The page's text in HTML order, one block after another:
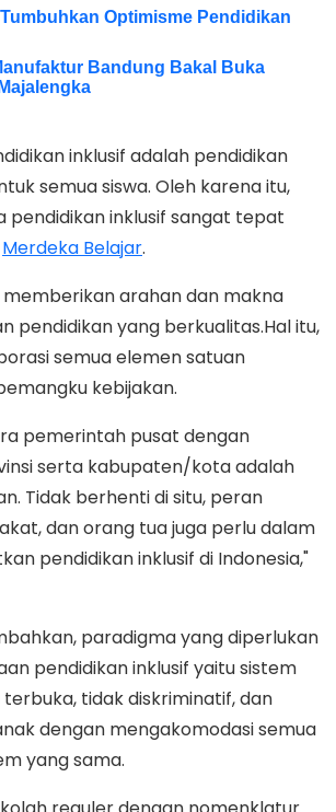
Optimisme Pendidikan
Bandung Bakal Buka
inklusif adalah pendidikan
semua siswa. Oleh karena itu,
pendidikan inklusif sangat tepat
Merdeka Belajar.
arahan dan makna
pendidikan yang berkualitas.Hal itu,
semua elemen satuan
kebijakan.
pemerintah pusat dengan
serta kabupaten/kota adalah
Tidak berhenti di situ, peran
dan orang tua juga perlu dalam
pendidikan inklusif di Indonesia,"
paradigma yang diperlukan
pendidikan inklusif yaitu sistem
tidak diskriminatif, dan
dengan mengakomodasi semua
yang sama.